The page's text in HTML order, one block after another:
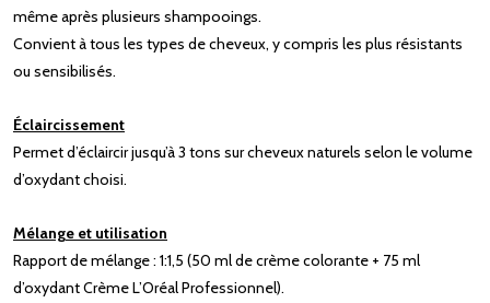
même après plusieurs shampooings.
Convient à tous les types de cheveux, y compris les plus résistants
ou sensibilisés.
Éclaircissement
Permet d’éclaircir jusqu’à 3 tons sur cheveux naturels selon le volume
d’oxydant choisi.
Mélange et utilisation
Rapport de mélange : 1:1,5 (50 ml de crème colorante + 75 ml
d’oxydant Crème L’Oréal Professionnel).